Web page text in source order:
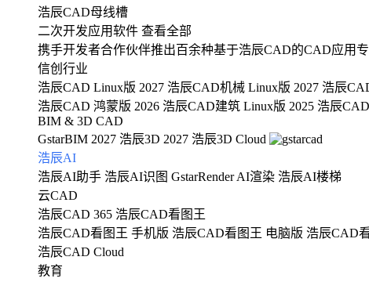
浩辰CAD母线槽
二次开发应用软件 查看全部
携手开发者合作伙伴推出百余种基于浩辰CAD的CAD应用
信创行业
浩辰CAD Linux版 2027 浩辰CAD机械 Linux版 2027 浩辰
浩辰CAD 鸿蒙版 2026 浩辰CAD建筑 Linux版 2025 浩辰
BIM & 3D CAD
GstarBIM 2027 浩辰3D 2027 浩辰3D Cloud
浩辰AI
浩辰AI助手 浩辰AI识图 GstarRender AI渲染 浩辰AI楼梯
云CAD
浩辰CAD 365 浩辰CAD看图王
浩辰CAD看图王 手机版 浩辰CAD看图王 电脑版 浩辰CAD
浩辰CAD Cloud
教育